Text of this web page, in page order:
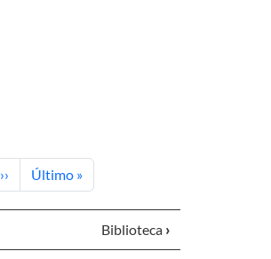
Siguiente página
›› Última página
Último »
Biblioteca ›